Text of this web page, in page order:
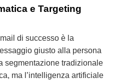
e Targeting
di successo è la
giusto alla persona
segmentazione tradizionale
ma l’intelligenza artificiale